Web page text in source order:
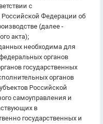
с
Российской Федерации об
(далее -
акта);
необходима для
органов
государственных
органов
Российской
самоуправления и
в
государственных и